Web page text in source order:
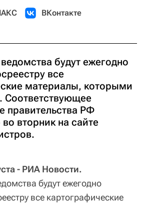
ВКонтакте
будут ежегодно
все
материалы, которыми
Соответствующее
правительства РФ
вторник на сайте
- РИА Новости.
будут ежегодно
все картографические